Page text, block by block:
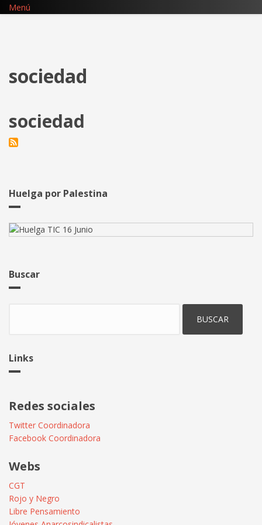
Pasar
Menú
sociedad
sociedad
Huelga por Palestina
Buscar
Links
Redes sociales
Twitter Coordinadora
Facebook Coordinadora
Webs
CGT
Rojo y Negro
Libre Pensamiento